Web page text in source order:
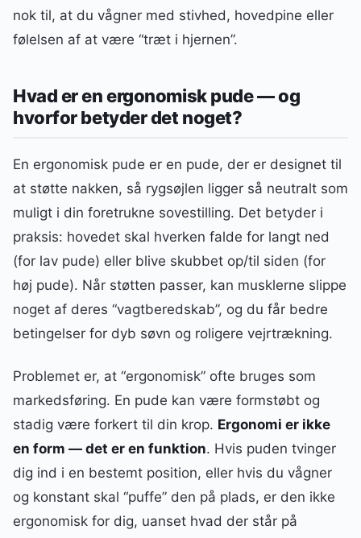
nok til, at du vågner med stivhed, hovedpine eller
følelsen af at være “træt i hjernen”.
Hvad er en ergonomisk pude — og
hvorfor betyder det noget?
En ergonomisk pude er en pude, der er designet til
at støtte nakken, så rygsøjlen ligger så neutralt som
muligt i din foretrukne sovestilling. Det betyder i
praksis: hovedet skal hverken falde for langt ned
(for lav pude) eller blive skubbet op/til siden (for
høj pude). Når støtten passer, kan musklerne slippe
noget af deres “vagtberedskab”, og du får bedre
betingelser for dyb søvn og roligere vejrtrækning.
Problemet er, at “ergonomisk” ofte bruges som
markedsføring. En pude kan være formstøbt og
stadig være forkert til din krop. Ergonomi er ikke
en form — det er en funktion. Hvis puden tvinger
dig ind i en bestemt position, eller hvis du vågner
og konstant skal “puffe” den på plads, er den ikke
ergonomisk for dig, uanset hvad der står på